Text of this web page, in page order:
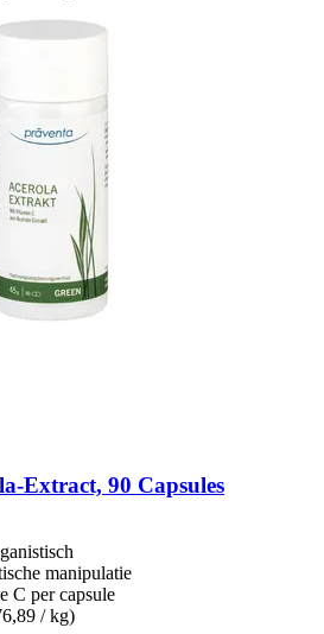
​Extract, 90 Capsules
manipulatie
C per capsule
/ kg)